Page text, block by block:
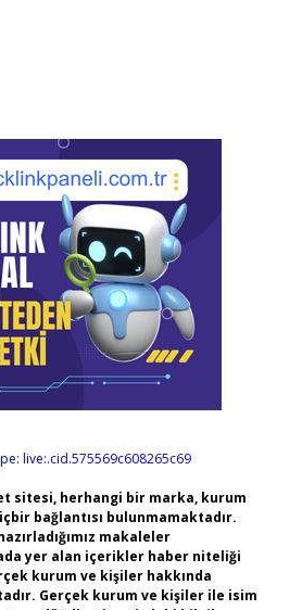
live:.cid.575569c608265c69
sitesi, herhangi bir marka, kurum
bağlantısı bulunmamaktadır.
makaleler
yer alan içerikler haber niteliği
kurum ve kişiler hakkında
Gerçek kurum ve kişiler ile isim